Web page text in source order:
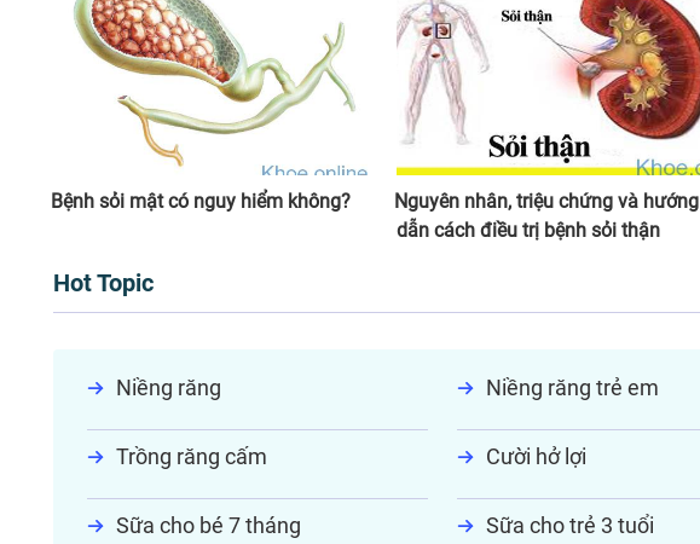
Bệnh sỏi mật có nguy hiểm không?
Nguyên nhân, triệu chứng và hướng
dẫn cách điều trị bệnh sỏi thận
Hot Topic
Niềng răng Niềng răng trẻ em
Trồng răng cấm Cười hở lợi
Sữa cho bé 7 tháng Sữa cho trẻ 3 tuổi